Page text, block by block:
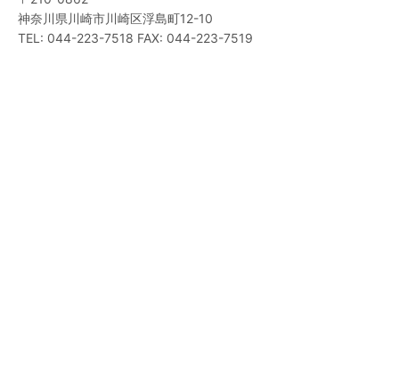
神奈川県川崎市川崎区浮島町12-10
TEL: 044-223-7518 FAX: 044-223-7519